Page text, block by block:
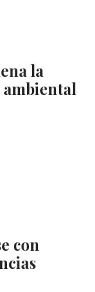
la
con